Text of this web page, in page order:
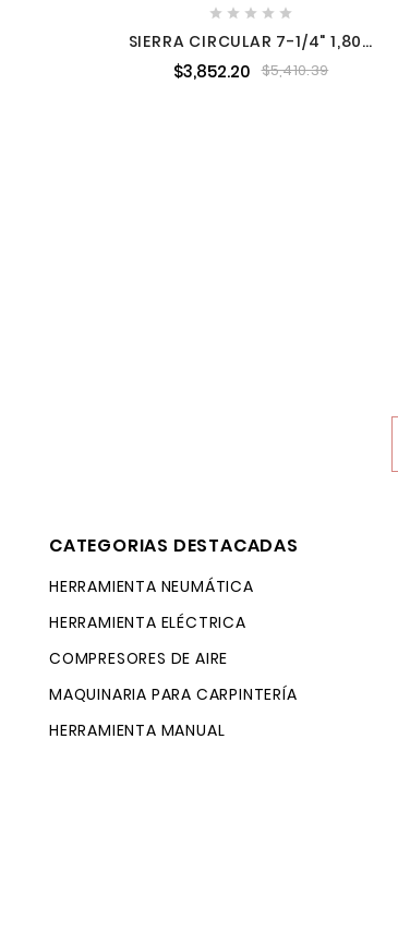
    
SIERRA CIRCULAR 7-1/4" 1,800
W 4,500 RPM DISCO CARBURO
TUGSTENO MAKITA 5477NB
$3,852.20 $5,410.39
CATEGORIAS DESTACADAS
HERRAMIENTA NEUMÁTICA
HERRAMIENTA ELÉCTRICA
COMPRESORES DE AIRE
MAQUINARIA PARA CARPINTERÍA
HERRAMIENTA MANUAL